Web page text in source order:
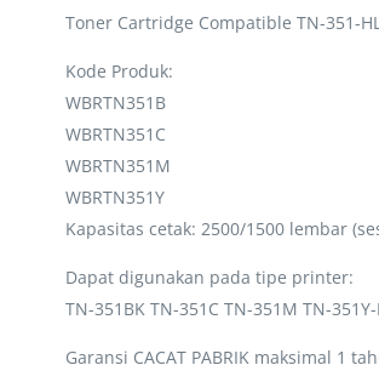
Toner Cartridge Compatible TN-351-
Kode Produk:
WBRTN351B
WBRTN351C
WBRTN351M
WBRTN351Y
Kapasitas cetak: 2500/1500 lembar
Dapat digunakan pada tipe printer:
TN-351BK TN-351C TN-351M TN-
Garansi CACAT PABRIK maksimal 1